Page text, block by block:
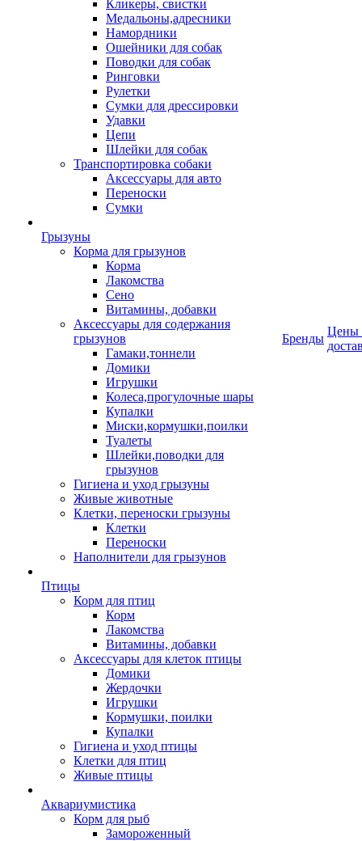
Кликеры, свистки
Медальоны,адресники
Намордники
Ошейники для собак
Поводки для собак
Ринговки
Рулетки
Сумки для дрессировки
Удавки
Цепи
Шлейки для собак
Транспортировка собаки
Аксессуары для авто
Переноски
Сумки
Грызуны
Корма для грызунов
Корма
Лакомства
Сено
Витамины, добавки
Аксессуары для содержания
грызунов
Гамаки,тоннели
Домики
Игрушки
Колеса,прогулочные шары
Купалки
Миски,кормушки,поилки
Туалеты
Шлейки,поводки для
грызунов
Гигиена и уход грызуны
Живые животные
Клетки, переноски грызуны
Клетки
Переноски
Наполнители для грызунов
Птицы
Корм для птиц
Корм
Лакомства
Витамины, добавки
Аксессуары для клеток птицы
Домики
Жердочки
Игрушки
Кормушки, поилки
Купалки
Гигиена и уход птицы
Клетки для птиц
Живые птицы
Аквариумистика
Корм для рыб
Замороженный
Бренды
Цены